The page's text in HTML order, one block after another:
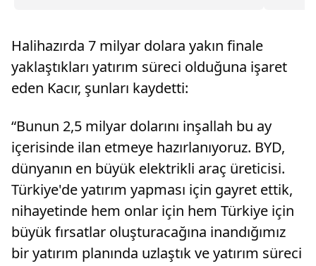
"Benim için annem büyük şans, bana ikinciye
can verdi"
Halihazırda 7 milyar dolara yakın finale
yaklaştıkları yatırım süreci olduğuna işaret
eden Kacır, şunları kaydetti:
“Bunun 2,5 milyar dolarını inşallah bu ay
içerisinde ilan etmeye hazırlanıyoruz. BYD,
dünyanın en büyük elektrikli araç üreticisi.
Türkiye'de yatırım yapması için gayret ettik,
nihayetinde hem onlar için hem Türkiye için
büyük fırsatlar oluşturacağına inandığımız
bir yatırım planında uzlaştık ve yatırım süreci